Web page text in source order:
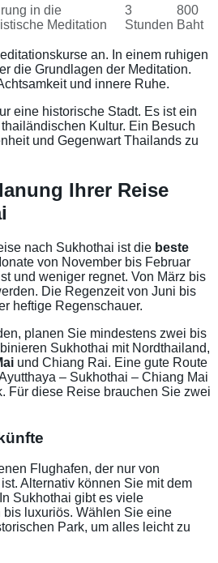
in die
Meditation
3
Stunden
800
Baht
an. In einem ruhigen
die Grundlagen der Meditation.
und innere Ruhe.
eine historische Stadt. Es ist ein
Kultur. Ein Besuch
und Gegenwart Thailands zu
Ihrer Reise
nach Sukhothai ist die beste
von November bis Februar
und weniger regnet. Von März bis
Die Regenzeit von Juni bis
heftige Regenschauer.
planen Sie mindestens zwei bis
Sukhothai mit Nordthailand,
und Chiang Rai. Eine gute Route
– Sukhothai – Chiang Mai
Für diese Reise brauchen Sie zwei
Flughafen, der nur von
Alternativ können Sie mit dem
Sukhothai gibt es viele
bis luxuriös. Wählen Sie eine
Park, um alles leicht zu